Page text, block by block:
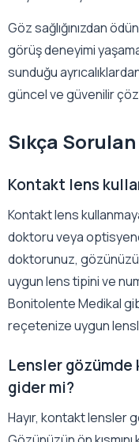
Göz sağlığınızdan
görüş deneyimi
sunduğu
güncel ve güvenilir
Sıkça
Kontakt lens
Kontakt lens
doktoru veya
doktorunuz,
uygun lens tipini ve
Bonitolente Medikal
reçetenize uygun
Lensler gözümde
gider mi?
Hayır, kontakt lensler